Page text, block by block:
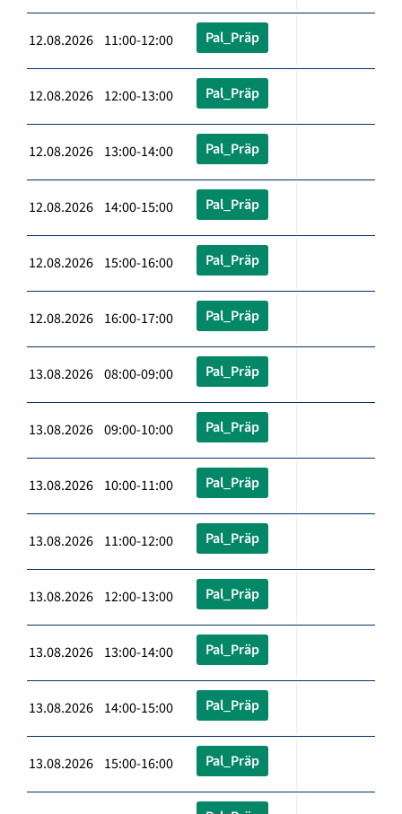
12.08.2026 11:00-12:00 Pal_Präp
12.08.2026 12:00-13:00 Pal_Präp
12.08.2026 13:00-14:00 Pal_Präp
12.08.2026 14:00-15:00 Pal_Präp
12.08.2026 15:00-16:00 Pal_Präp
12.08.2026 16:00-17:00 Pal_Präp
13.08.2026 08:00-09:00 Pal_Präp
13.08.2026 09:00-10:00 Pal_Präp
13.08.2026 10:00-11:00 Pal_Präp
13.08.2026 11:00-12:00 Pal_Präp
13.08.2026 12:00-13:00 Pal_Präp
13.08.2026 13:00-14:00 Pal_Präp
13.08.2026 14:00-15:00 Pal_Präp
13.08.2026 15:00-16:00 Pal_Präp